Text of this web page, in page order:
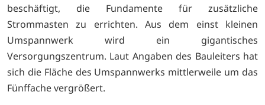
beschäftigt, die Fundamente für zusätzliche
Strommasten zu errichten. Aus dem einst kleinen
Umspannwerk wird ein gigantisches
Versorgungszentrum. Laut Angaben des Bauleiters hat
sich die Fläche des Umspannwerks mittlerweile um das
Fünffache vergrößert.